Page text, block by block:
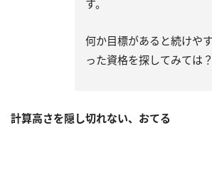
す。
何か目標があると続けや
った資格を探してみては？
計算高さを隠し切れない、おてる